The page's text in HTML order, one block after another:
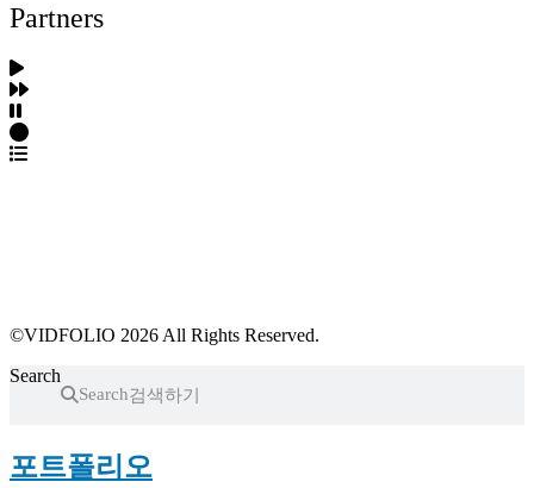
Partners
©VIDFOLIO 2026 All Rights Reserved.
Search
Search
포트폴리오